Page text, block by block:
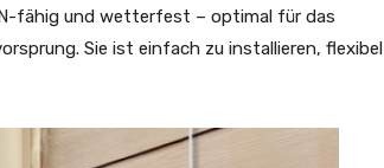
fähig und wetterfest – optimal für das
Sie ist einfach zu installieren, flexibel